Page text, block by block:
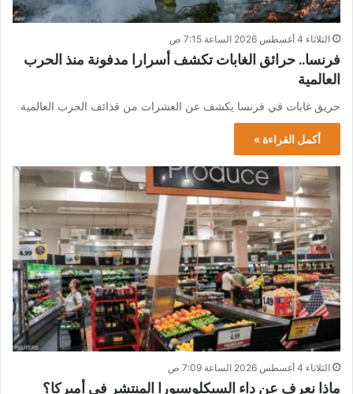
الثلاثاء 4 أغسطس 2026 الساعة 7:15 ص
فرنسا.. حرائق الغابات تكشف أسرارا مدفونة منذ الحرب
العالمية
حريق غابات في فرنسا يكشف عن العشرات من قذائف الحرب العالمية
أكمل القراءة »
الثلاثاء 4 أغسطس 2026 الساعة 7:09 ص
ماذا نعرف عن داء السيكلوسبورا المنتشر في أميركا؟